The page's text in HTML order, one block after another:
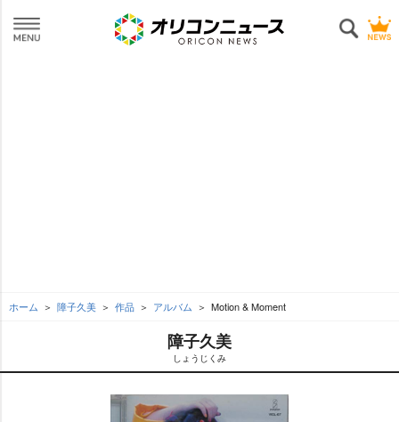
ホーム 障子久美 作品 アルバム Motion & Moment
障子久美
しょうじくみ